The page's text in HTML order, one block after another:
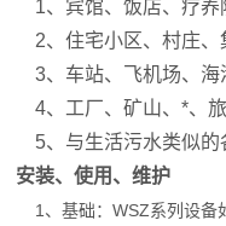
1、宾馆、饭店、疗养
2、住宅小区、村庄、
3、车站、飞机场、海
4、工厂、矿山、*、旅
5、与生活污水类似的
安装、使用、维护
1 、基础：WSZ系列设备